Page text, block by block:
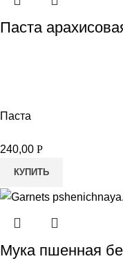
Паста
Паста
240,00 Р
КУПИТЬ
Мука пшенная